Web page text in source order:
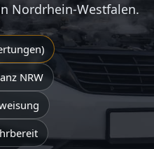
Nordrhein-Westfalen.
NRW